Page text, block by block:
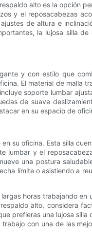
alto es la opción
y el reposacabezas
de altura e
la lujosa silla
y con estilo que
El material de malla
soporte lumbar
de suave
en su espacio de
su oficina. Esta silla
lumbar y el
una postura
límite o asistiendo a
horas trabajando
alto, considera
prefieras una lujosa silla
con una de las